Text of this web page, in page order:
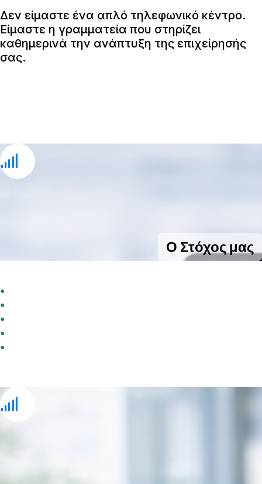
Δεν είμαστε ένα απλό τηλεφωνικό κέντρο.
Είμαστε η γραμματεία που στηρίζει
καθημερινά την ανάπτυξη της επιχείρησής
σας.
Ο Στόχος μας
●
●
●
●
●